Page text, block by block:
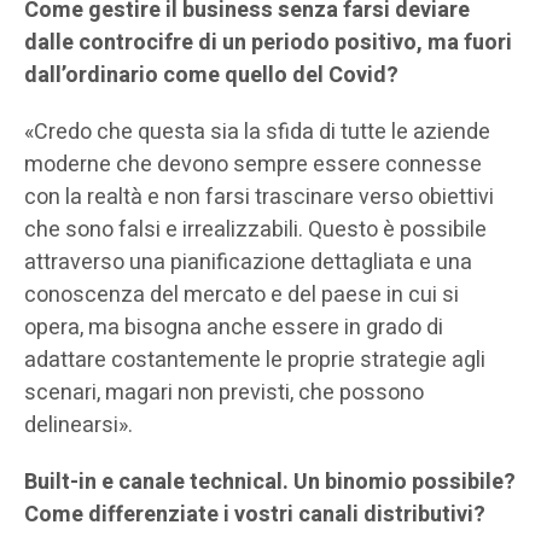
Come gestire il business senza farsi deviare
dalle controcifre di un periodo positivo, ma fuori
dall’ordinario come quello del Covid?
«Credo che questa sia la sfida di tutte le aziende
moderne che devono sempre essere connesse
con la realtà e non farsi trascinare verso obiettivi
che sono falsi e irrealizzabili. Questo è possibile
attraverso una pianificazione dettagliata e una
conoscenza del mercato e del paese in cui si
opera, ma bisogna anche essere in grado di
adattare costantemente le proprie strategie agli
scenari, magari non previsti, che possono
delinearsi».
Built-in e canale technical. Un binomio possibile?
Come differenziate i vostri canali distributivi?